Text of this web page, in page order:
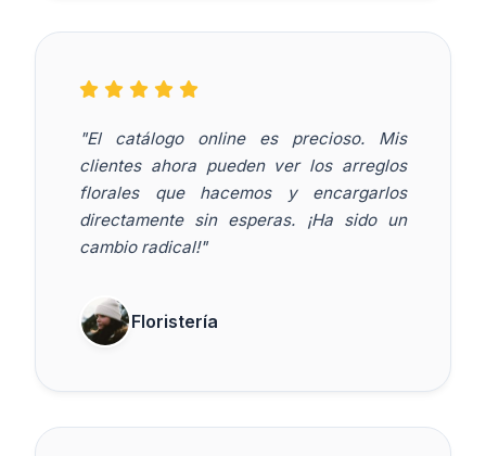
"El catálogo online es precioso. Mis
clientes ahora pueden ver los arreglos
florales que hacemos y encargarlos
directamente sin esperas. ¡Ha sido un
cambio radical!"
Floristería